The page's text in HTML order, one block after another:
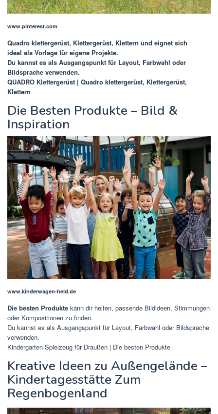
www.pinterest.com
Quadro klettergerüst, Klettergerüst, Klettern und eignet sich
ideal als Vorlage für eigene Projekte.
Du kannst es als Ausgangspunkt für Layout, Farbwahl oder
Bildsprache verwenden.
QUADRO Klettergerüst | Quadro klettergerüst, Klettergerüst,
Klettern
Die Besten Produkte – Bild &
Inspiration
www.kinderwagen-held.de
Die besten Produkte kann dir helfen, passende Bildideen, Stimmungen
oder Kompositionen zu finden.
Du kannst es als Ausgangspunkt für Layout, Farbwahl oder Bildsprache
verwenden.
Kindergarten Spielzeug für Draußen | Die besten Produkte
Kreative Ideen zu Außengelände –
Kindertagesstätte Zum
Regenbogenland